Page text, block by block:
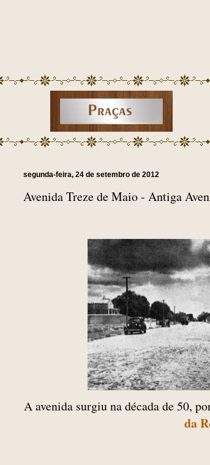
segunda-feira, 24 de setembro de 2012
Avenida Treze de Maio - Antiga
A avenida surgiu na década de 50,
da